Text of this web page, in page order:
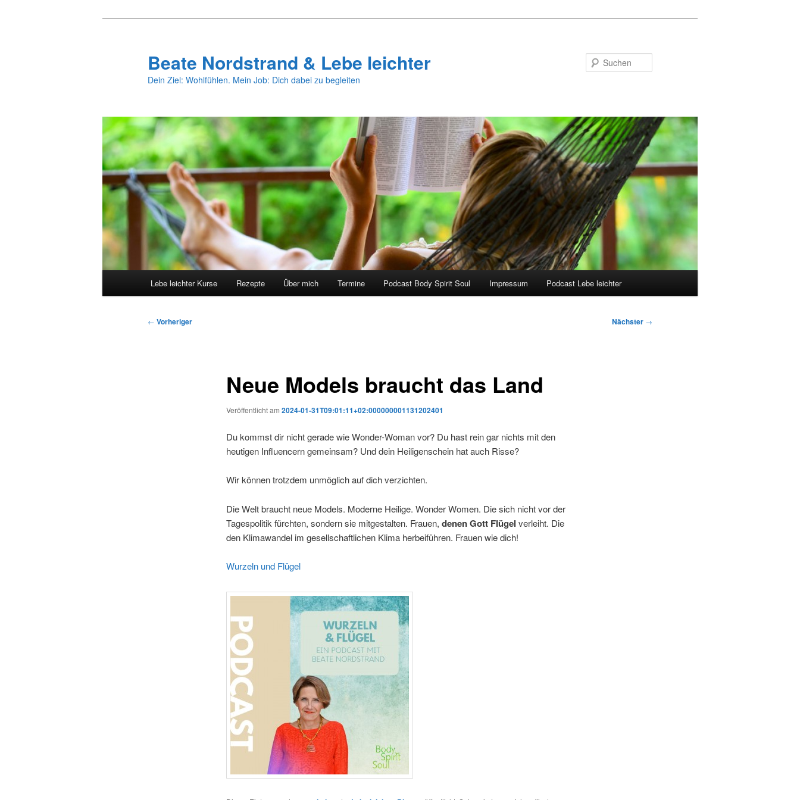
Beate Nordstrand & Lebe leichter
Dein Ziel: Wohlfühlen. Mein Job: Dich dabei zu begleiten
Lebe leichter Kurse Rezepte Über mich Termine Podcast Body Spirit Soul Impressum Podcast Lebe leichter
Beitragsnavigation
← Vorheriger Nächster →
Neue Models braucht das Land
Veröffentlicht am 2024-01-31T09:01:11+02:000000001131202401
Du kommst dir nicht gerade wie Wonder-Woman vor? Du hast rein gar nichts mit den
heutigen Influencern gemeinsam? Und dein Heiligenschein hat auch Risse?
Wir können trotzdem unmöglich auf dich verzichten.
Die Welt braucht neue Models. Moderne Heilige. Wonder Women. Die sich nicht vor der
Tagespolitik fürchten, sondern sie mitgestalten. Frauen, denen Gott Flügel verleiht. Die
den Klimawandel im gesellschaftlichen Klima herbeiführen. Frauen wie dich!
Wurzeln und Flügel